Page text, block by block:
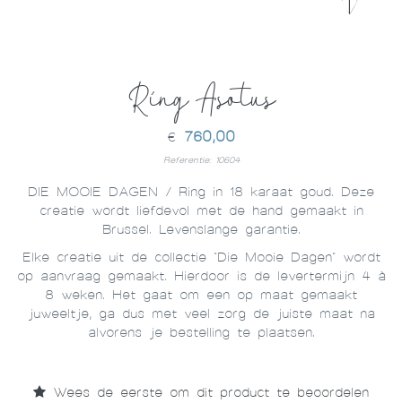
Ring Asotus
€ 760,00
Referentie: 10604
DIE MOOIE DAGEN / Ring in 18 karaat goud. Deze
creatie wordt liefdevol met de hand gemaakt in
Brussel. Levenslange garantie.
Elke creatie uit de collectie "Die Mooie Dagen" wordt
op aanvraag gemaakt. Hierdoor is de levertermijn 4 à
8 weken. Het gaat om een op maat gemaakt
juweeltje, ga dus met veel zorg de juiste maat na
alvorens je bestelling te plaatsen.
Wees de eerste om dit product te beoordelen